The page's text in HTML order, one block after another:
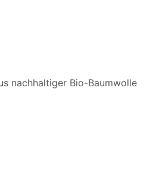
nachhaltiger Bio-Baumwolle